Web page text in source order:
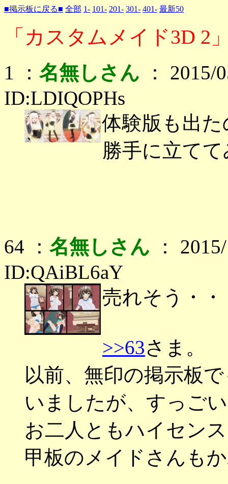
■掲示板に戻る■ 全部 1- 101- 201- 301- 401- 最新50
「カスタムメイド3D 2
1 ： 名無しさん ： 2015/
ID:LDIQOPHs
体験版も出た
勝手に立て
64 ： 名無しさん ：
ID:QAiBL6aY
売れそう・・
>>63さま。
以前、無印の掲示板
いましたが、すっご
お二人ともハイセン
甲板のメイドさんも